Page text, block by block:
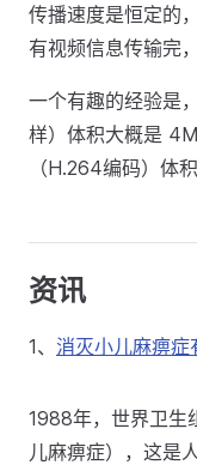
传播速度是恒定的
有视频信息传输完
一个有趣的经验是
样）体积大概是
（H.264编码）体
资讯
1、 消灭小儿麻痹症
1988年，世界卫生
儿麻痹症），这是